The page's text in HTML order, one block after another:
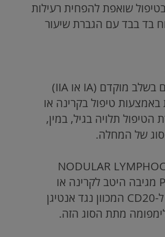
שואפת להפחית רעילות
בד בבד עם הגברת שיעור
חולים המאובחנים בשלב מוקדם (IA או IIA)
באמצעות טיפול בקרינה או
הטיפול תלויה בגיל, במין,
של המחלה.
NODULAR
מגיבה היטב לקרינה או
CD20 המכוון נגד אנטיגן
מתת הסוג הזה.